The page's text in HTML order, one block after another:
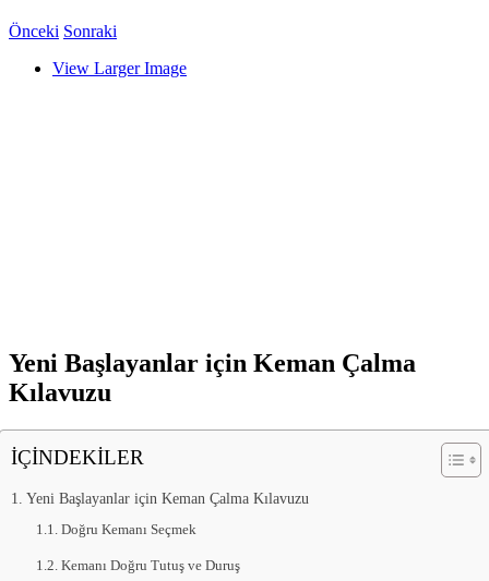
Önceki Sonraki
View Larger Image
Yeni Başlayanlar için Keman Çalma
Kılavuzu
İÇİNDEKİLER
Yeni Başlayanlar için Keman Çalma Kılavuzu
Doğru Kemanı Seçmek
Kemanı Doğru Tutuş ve Duruş